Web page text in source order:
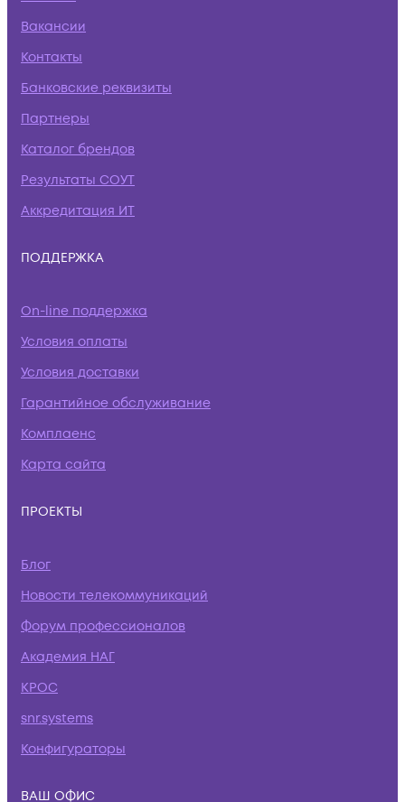
Вакансии
Контакты
Банковские реквизиты
Партнеры
Каталог брендов
Результаты СОУТ
Аккредитация ИТ
ПОДДЕРЖКА
On-line поддержка
Условия оплаты
Условия доставки
Гарантийное обслуживание
Комплаенс
Карта сайта
ПРОЕКТЫ
Блог
Новости телекоммуникаций
Форум профессионалов
Академия НАГ
КРОС
snr.systems
Конфигураторы
ВАШ ОФИС